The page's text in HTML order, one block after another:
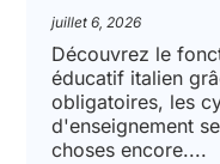
juillet 6, 2026
Découvrez le
éducatif italien
obligatoires, les
d'enseignement
choses encore....